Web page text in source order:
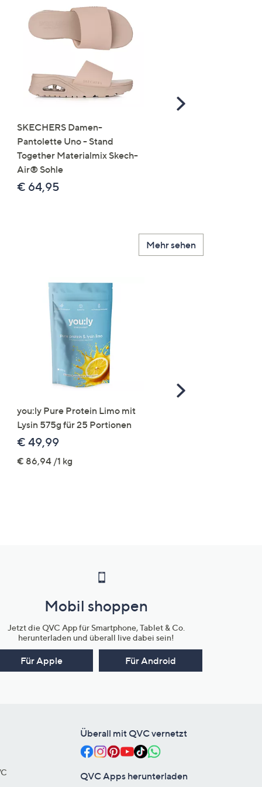
SKECHERS Damen-
Pantolette Uno - Stand
Together Materialmix Skech-
Air® Sohle
€ 64,95
Scroll
Mehr sehen
you:ly Pure Protein Limo mit
Lysin 575g für 25 Portionen
€ 49,99
€ 86,94 /1 kg
Scroll
Mobil shoppen
Jetzt die QVC App für Smartphone, Tablet & Co.
herunterladen und überall live dabei sein!
Für Apple Für Android
Überall mit QVC vernetzt
QVC Apps herunterladen